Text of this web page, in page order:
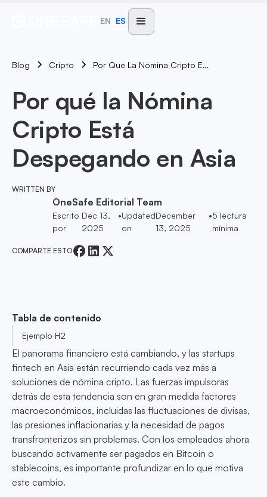
EN ES
Blog Cripto Por Qué La Nómina Cripto Está Despegando En Asia
Por qué la Nómina
Cripto Está
Despegando en Asia
WRITTEN BY
OneSafe Editorial Team
Escrito
por
Dec 13,
2025
•Updated
on
December
13, 2025
•5 lectura
mínima
COMPARTE ESTO
Tabla de contenido
Ejemplo H2
El panorama financiero está cambiando, y las startups
fintech en Asia están recurriendo cada vez más a
soluciones de nómina cripto. Las fuerzas impulsoras
detrás de esta tendencia son en gran medida factores
macroeconómicos, incluidas las fluctuaciones de divisas,
las presiones inflacionarias y la necesidad de pagos
transfronterizos sin problemas. Con los empleados ahora
buscando activamente ser pagados en Bitcoin o
stablecoins, es importante profundizar en lo que motiva
este cambio.